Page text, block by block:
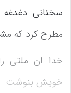
سخنانی
مطرح کرد که
خدا ان ملتی
خویش بنوشت